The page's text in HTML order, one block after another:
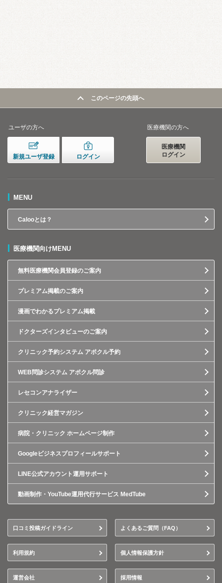
このページの先頭へ
ユーザの方へ
新規ユーザ登録 ログイン
医療機関の方へ
医療機関
ログイン
MENU
Calooとは？
医療機関向けMENU
無料医療機関会員登録のご案内
プレミアム掲載のご案内
漫画でわかるプレミアム掲載
ドクターズインタビューのご案内
クリニック予約システム アポクル予約
WEB問診システム アポクル問診
レセコンアナライザー
クリニック経営マガジン
病院・クリニック ホームページ制作
Googleビジネスプロフィールサポート
LINE公式アカウント運用サポート
動画制作・YouTube運用代行サービス MedTube
口コミ投稿ガイドライン よくあるご質問（FAQ）
利用規約 個人情報保護方針
運営会社 採用情報